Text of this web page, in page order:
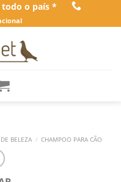
todo o país *
BELEZA / CHAMPOO PARA CÃO